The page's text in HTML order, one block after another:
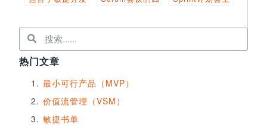
热门文章
最小可行产品（MVP）
价值流管理（VSM）
敏捷书单